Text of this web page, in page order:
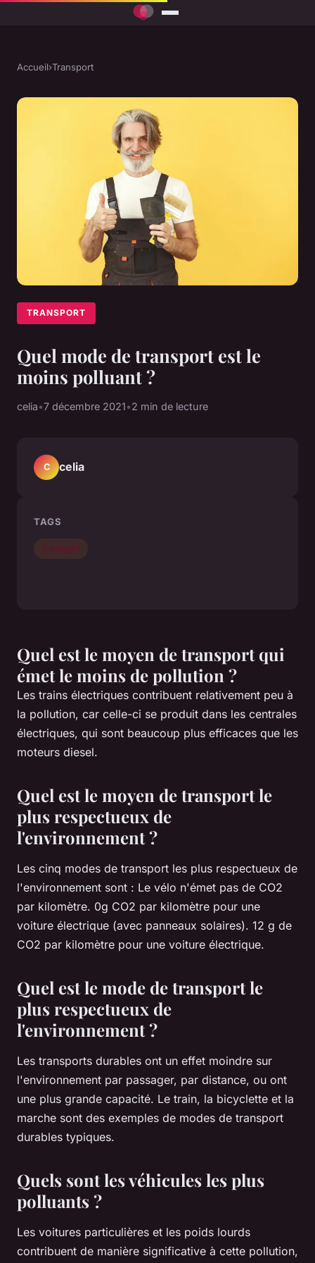
Accueil›Transport
TRANSPORT
Quel mode de transport est le
moins polluant ?
celia•7 décembre 2021•2 min de lecture
Quel est le moyen de transport qui
émet le moins de pollution ?
Les trains électriques contribuent relativement peu à
la pollution, car celle-ci se produit dans les centrales
électriques, qui sont beaucoup plus efficaces que les
moteurs diesel.
Quel est le moyen de transport le
plus respectueux de
l'environnement ?
Les cinq modes de transport les plus respectueux de
l'environnement sont : Le vélo n'émet pas de CO2
par kilomètre. 0g CO2 par kilomètre pour une
voiture électrique (avec panneaux solaires). 12 g de
CO2 par kilomètre pour une voiture électrique.
Quel est le mode de transport le
plus respectueux de
l'environnement ?
Les transports durables ont un effet moindre sur
l'environnement par passager, par distance, ou ont
une plus grande capacité. Le train, la bicyclette et la
marche sont des exemples de modes de transport
durables typiques.
Quels sont les véhicules les plus
polluants ?
Les voitures particulières et les poids lourds
contribuent de manière significative à cette pollution,
C celia
TAGS
Transport